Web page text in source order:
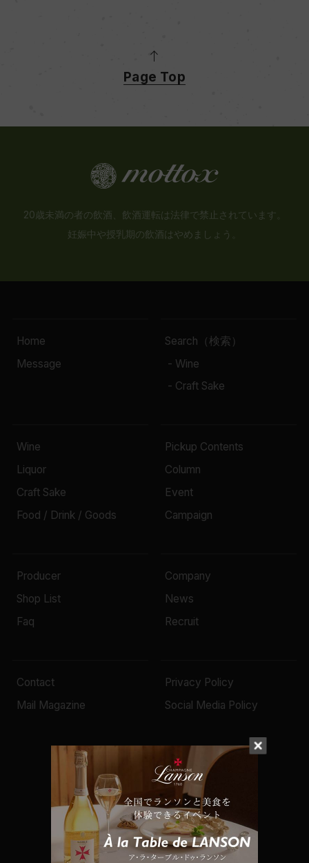
Page Top
20歳未満の者の飲酒、飲酒運転は法律で禁止されています。
妊娠中や授乳期の飲酒はやめましょう。
Home
Message
Search（検索）
- Wine
- Craft Sake
Wine
Liquor
Craft Sake
Food / Drink / Goods
Pickup Contents
Column
Event
Campaign
Producer
Shop List
Faq
Company
News
Recruit
Contact
Mail Magazine
Privacy Policy
Social Media Policy
© 2022 Mottox inc.